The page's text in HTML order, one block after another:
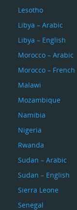
Lesotho
Libya – Arabic
Libya – English
Morocco – Arabic
Morocco – French
Malawi
Mozambique
Namibia
Nigeria
Rwanda
Sudan – Arabic
Sudan – English
Sierra Leone
Senegal